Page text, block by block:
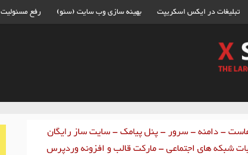
تبلیغات در ایکس اسکریپت بهینه سازی وب سایت (سئو) رفع مسئولیت